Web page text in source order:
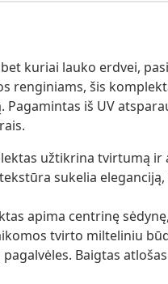
kuriai lauko erdvei,
renginiams, šis
iš UV
užtikrina tvirtumą
sukelia
apima centrinę
tvirto milteliniu
Baigtas